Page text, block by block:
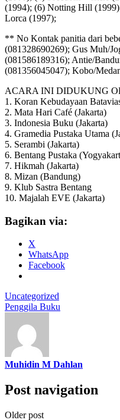
(1994); (6) Notting Hill
Lorca (1997);
** No Kontak panitia dari
(081328690269); Gus Muh/
(081586189316); Antie/
(081356045047); Kobo/
ACARA INI DIDUKUNG
1. Koran Kebudayaan
2. Mata Hari Café (Jakarta)
3. Indonesia Buku (Jakarta)
4. Gramedia Pustaka Utama
5. Serambi (Jakarta)
6. Bentang Pustaka
7. Hikmah (Jakarta)
8. Mizan (Bandung)
9. Klub Sastra Bentang
10. Majalah EVE (Jakarta)
Bagikan via:
X
WhatsApp
Facebook
Uncategorized
Penggila Buku
Muhidin M Dahlan
Post navigation
Older post